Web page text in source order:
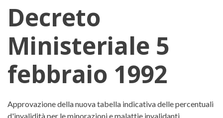
Decreto
Ministeriale 5
febbraio 1992
Decreto Ministeriale 5 febbraio
Approvazione della nuova tabella indicativa delle percentuali
d'invalidità per le minorazioni e malattie invalidanti.